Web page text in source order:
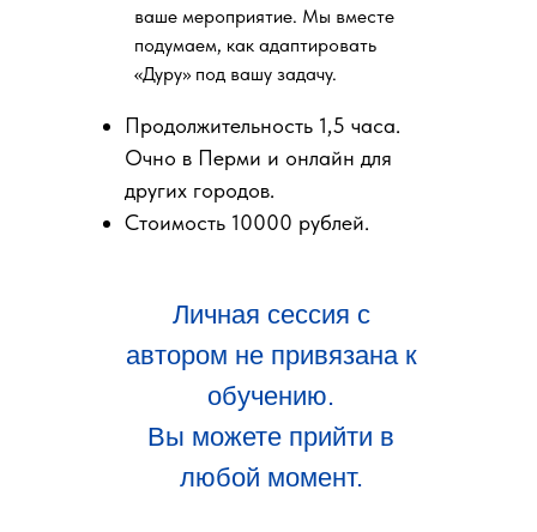
Личная сессия с
автором не привязана к
обучению.
Вы можете прийти в
любой момент.
Продолжительность 1,5 часа.
Очно в Перми и онлайн для
других городов.
Стоимость 10000 рублей.
ваше мероприятие. Мы вместе
подумаем, как адаптировать
«Дуру» под вашу задачу.